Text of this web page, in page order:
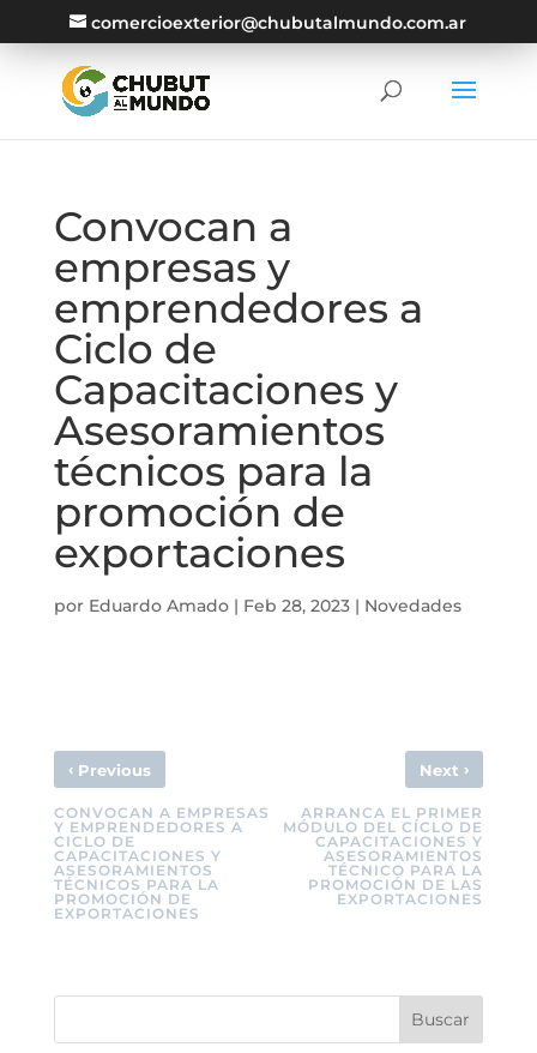
comercioexterior@chubutalmundo.com.ar
Convocan a
empresas y
emprendedores a
Ciclo de
Capacitaciones y
Asesoramientos
técnicos para la
promoción de
exportaciones
por Eduardo Amado| Feb 28, 2023| Novedades
‹Previous
CONVOCAN A EMPRESAS
Y EMPRENDEDORES A
CICLO DE
CAPACITACIONES Y
ASESORAMIENTOS
TÉCNICOS PARA LA
PROMOCIÓN DE
EXPORTACIONES
Next ›
ARRANCA EL PRIMER
MÓDULO DEL CÍCLO DE
CAPACITACIONES Y
ASESORAMIENTOS
TÉCNICO PARA LA
PROMOCIÓN DE LAS
EXPORTACIONES
Buscar